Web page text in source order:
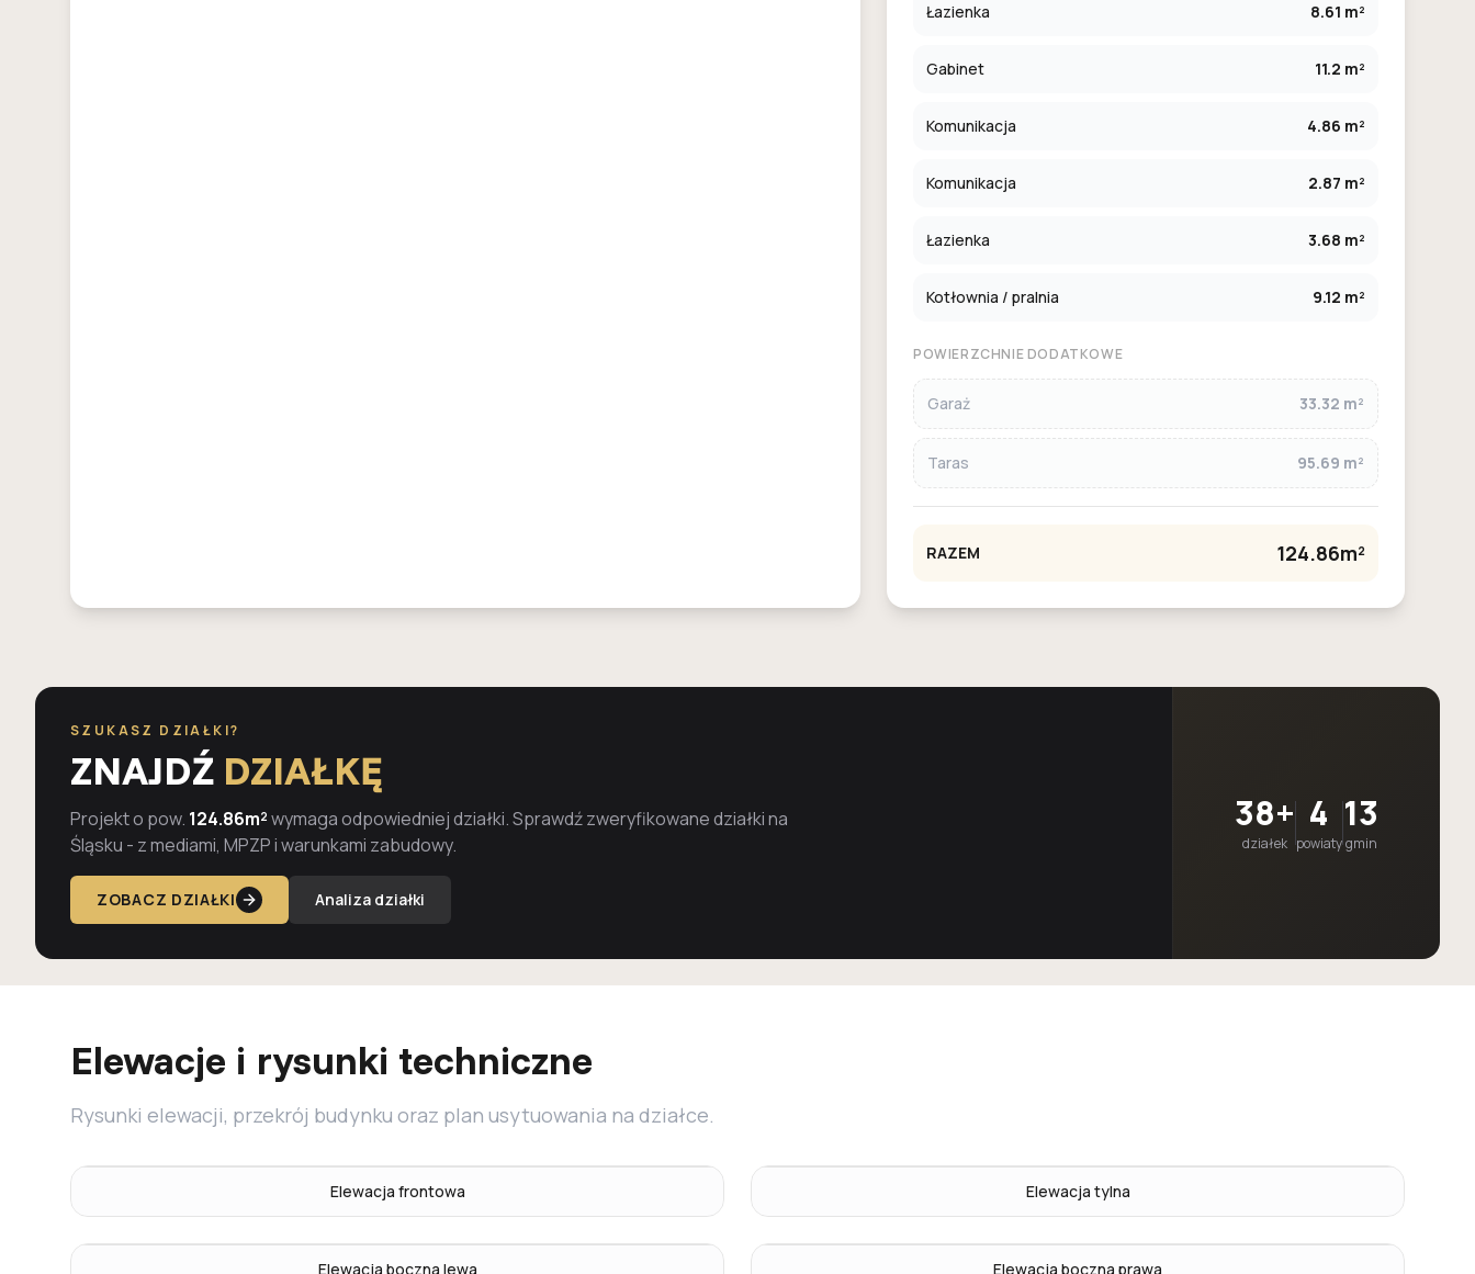
Łazienka 8.61 m²
Gabinet 11.2 m²
Komunikacja 4.86 m²
Komunikacja 2.87 m²
Łazienka 3.68 m²
Kotłownia / pralnia 9.12 m²
POWIERZCHNIE DODATKOWE
Garaż 33.32 m²
Taras 95.69 m²
RAZEM 124.86m²
SZUKASZ DZIAŁKI?
ZNAJDŹ DZIAŁKĘ
Projekt o pow. 124.86m²wymaga odpowiedniej działki. Sprawdź zweryfikowane działki na
Śląsku - z mediami, MPZP i warunkami zabudowy.
ZOBACZ DZIAŁKI Analiza działki
38+
działek
4
powiaty
13
gmin
Elewacje i rysunki techniczne
Rysunki elewacji, przekrój budynku oraz plan usytuowania na działce.
Elewacja frontowa Elewacja tylna
Elewacja boczna lewa Elewacja boczna prawa